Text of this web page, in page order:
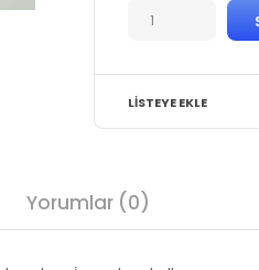
LISTEYE EKLE
Yorumlar (0)